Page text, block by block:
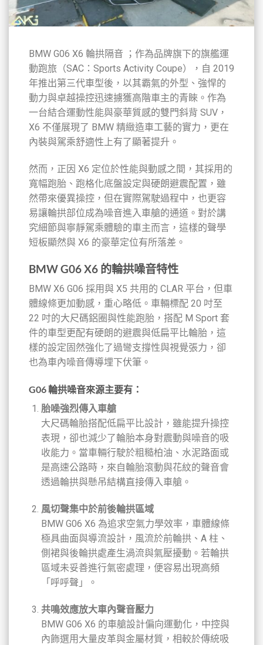
BMW G06 X6 輪拱隔音 ；作為品牌旗下的旗艦運
動跑旅（SAC：Sports Activity Coupe），自 2019
年推出第三代車型後，以其霸氣的外型、強悍的
動力與卓越操控迅速擄獲高階車主的青睞。作為
一台結合運動性能與豪華質感的雙門斜背 SUV，
X6 不僅展現了 BMW 精緻造車工藝的實力，更在
內裝與駕乘舒適性上有了顯著提升。
然而，正因 X6 定位於性能與動感之間，其採用的
寬幅跑胎、跑格化底盤設定與硬朗避震配置，雖
然帶來優異操控，但在實際駕駛過程中，也更容
易讓輪拱部位成為噪音進入車艙的通道。對於講
究細節與寧靜駕乘體驗的車主而言，這樣的聲學
短板顯然與 X6 的豪華定位有所落差。
BMW G06 X6 的輪拱噪音特性
BMW X6 G06 採用與 X5 共用的 CLAR 平台，但車
體線條更加動感，重心略低。車輛標配 20 吋至
22 吋的大尺碼鋁圈與性能跑胎，搭配 M Sport 套
件的車型更配有硬朗的避震與低扁平比輪胎，這
樣的設定固然強化了過彎支撐性與視覺張力，卻
也為車內噪音傳導埋下伏筆。
G06 輪拱噪音來源主要有：
胎噪強烈傳入車艙
大尺碼輪胎搭配低扁平比設計，雖能提升操控
表現，卻也減少了輪胎本身對震動與噪音的吸
收能力。當車輛行駛於粗糙柏油、水泥路面或
是高速公路時，來自輪胎滾動與花紋的聲音會
透過輪拱與懸吊結構直接傳入車艙。
風切聲集中於前後輪拱區域
BMW G06 X6 為追求空氣力學效率，車體線條
極具曲面與導流設計，風流於前輪拱、A 柱、
側裙與後輪拱處產生渦流與氣壓擾動。若輪拱
區域未妥善進行氣密處理，便容易出現高頻
「呼呼聲」。
共鳴效應放大車內聲音壓力
BMW G06 X6 的車艙設計偏向運動化，中控與
內飾選用大量皮革與金屬材質，相較於傳統吸